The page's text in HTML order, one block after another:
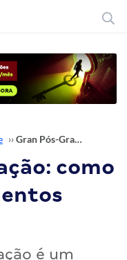
›› Gran Pós-Graduação: como enviar os documentos solicitados?
como
é um